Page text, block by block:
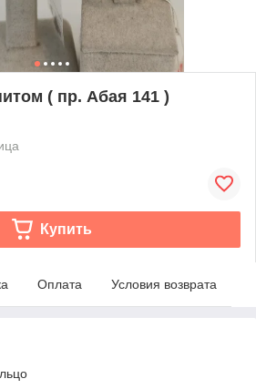
( пр. Абая 141 )
Купить
Оплата Условия возврата